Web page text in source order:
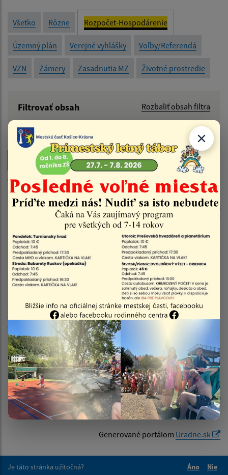
Všetko Rôzne Rozpočet-Hospodárenie
Územný plán Verejné vyhlášky Voľby/Referendá
VZN Zámery Zasadnutia MZ Životné prostredie
Filtrovať obsah Rozbaliť obsah filtra
Názov:
Popis:
Dátum zverejnenia od:
Dátum zverejnenia do:
Počet položiek na stránke:
Výsledky vyhľadávania vRozpočet-Hospodárenie(počet
dokumentov vyhovujúcich zadaným kritériám: 3)
Názov Popis Dátum
Záverečný účet za rok
2025
Záverečný účet za
rok 2025
13.05.2026
hlavného kontrolóra k
Návrhu 1. zmeny
rozpočtu 2026
Odborné
stanovisko
hlavného
kontrolóra k
Návrhu 1. zmeny
rozpočtu 2026
27.04.2026
Návrh 1. zmena rozpočtu
2026
Návrh 1. zmena
rozpočtu 2026
27.04.2026
RSS
Generované portálom Uradne.sk
Je táto stránka užitočná?
Áno
Nie